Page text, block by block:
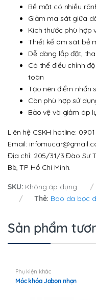
Bề mặt có nhiều
Giảm ma sát giữa
Kích thước phù hợp
Thiết kế ôm sát bề
Dễ dàng lắp đặt,
Có thể điều chỉnh
toàn
Tạo nên điểm nhấn
Còn phù hợp sử
Bảo vệ và giảm áp
Liên hệ CSKH hotline: 0901
Email:
Địa chỉ: 205/31/3 Đào Sư
Bè, TP Hồ Chí Minh.
SKU: Không áp dụng
Thẻ: Bao da bọc
Sản phẩm
Phụ kiện khác
Móc khóa Jobon nhọn